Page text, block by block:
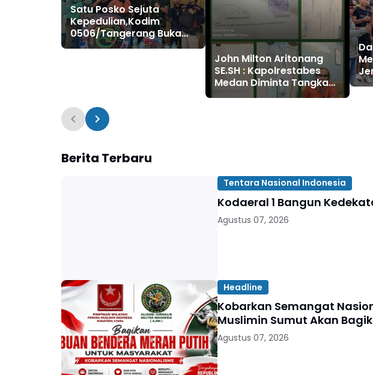
Satu Posko Sejuta
Kepedulian,Kodim
0506/Tangerang Buka
Shelter Grab sebagai
John Milton Aritonang
SE.SH : Kapolrestabes
Medan Diminta Tangkap
dan Tahan Ibu Jimmy
Berita Terbaru
Tentara Nasional Indonesia
Kodaeral 1 Bangun
Agustus 07, 2026
Headline
Kobarkan Semangat
Muslimin Sumut Akan
Agustus 07, 2026